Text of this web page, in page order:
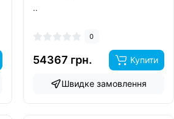
..
0
54367 грн. Купити
Швидке замовлення